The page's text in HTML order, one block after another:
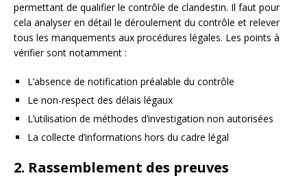
permettant de qualifier le contrôle de clandestin. Il faut pour
cela analyser en détail le déroulement du contrôle et relever
tous les manquements aux procédures légales. Les points à
vérifier sont notamment :
L’absence de notification préalable du contrôle
Le non-respect des délais légaux
L’utilisation de méthodes d’investigation non autorisées
La collecte d’informations hors du cadre légal
2. Rassemblement des preuves